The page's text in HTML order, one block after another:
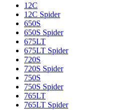
12C
12C Spider
650S
650S Spider
675LT
675LT Spider
720S
720S Spider
750S
750S Spider
765LT
765LT Spider